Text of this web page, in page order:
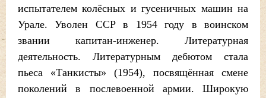
испытателем колёсных и гусеничных машин на
Урале. Уволен ССР в 1954 году в воинском
звании капитан-инженер. Литературная
деятельность. Литературным дебютом стала
пьеса «Танкисты» (1954), посвящённая смене
поколений в послевоенной армии. Широкую